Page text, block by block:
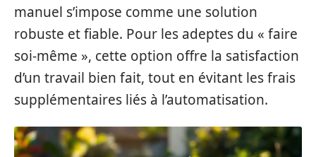
manuel s’impose comme une solution
robuste et fiable. Pour les adeptes du « faire
soi-même », cette option offre la satisfaction
d’un travail bien fait, tout en évitant les frais
supplémentaires liés à l’automatisation.